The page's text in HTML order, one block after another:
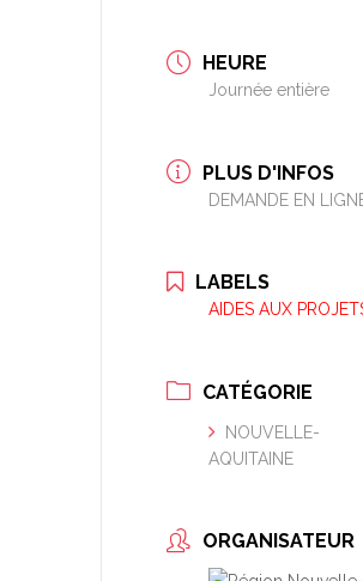
HEURE
Journée entière
PLUS D'INFOS
DEMANDE EN
LABELS
AIDES AUX
CATÉGORIE
NOUVELLE-
AQUITAINE
ORGANISATEUR